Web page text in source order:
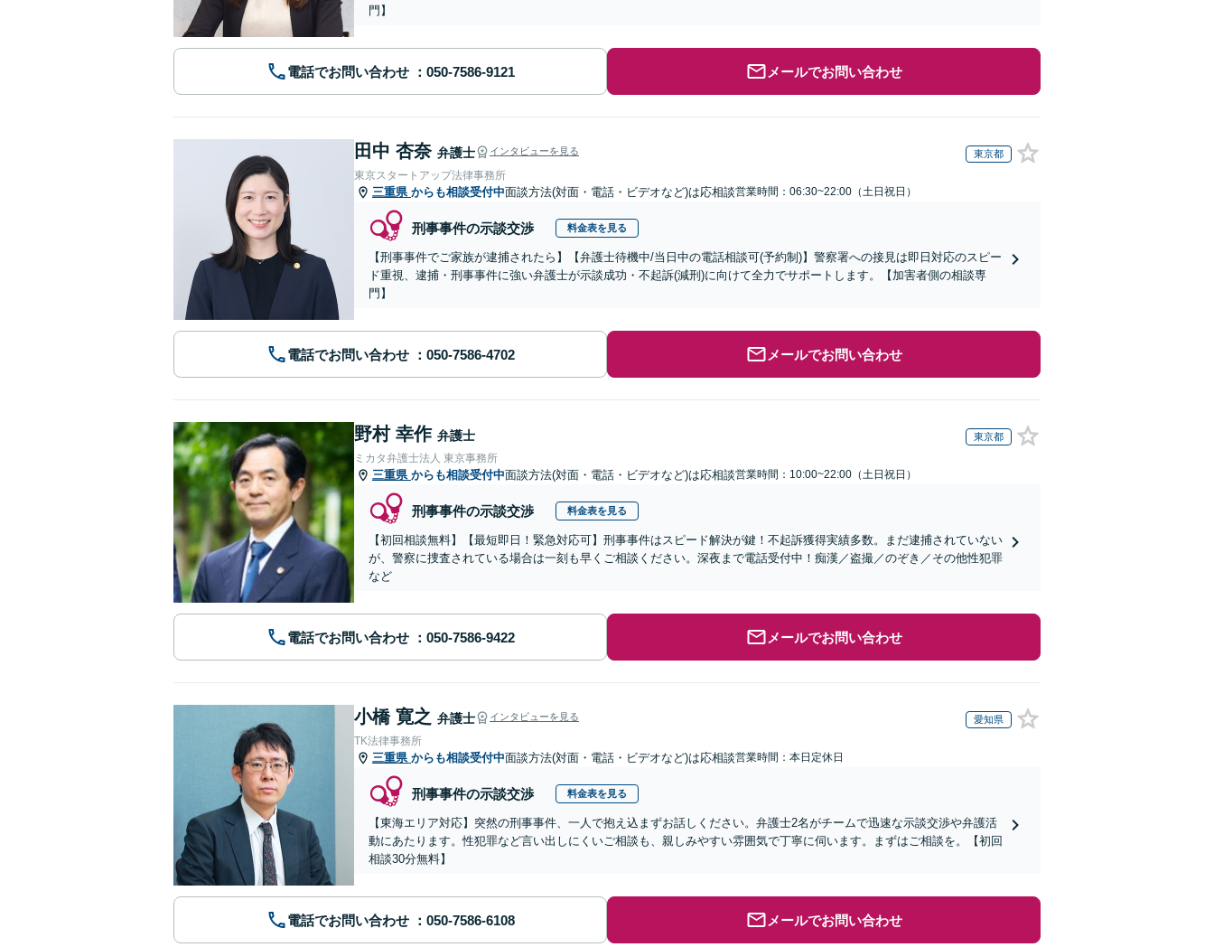
門】
電話でお問い合わせ メールでお問い合わせ
田中 杏奈 弁護士 インタビューを見る 東京都
東京スタートアップ法律事務所
三重県 からも相談受付中面談方法(対面・電話・ビデオなど)は応相談営業時間：06:30~22:00（土日祝日）
刑事事件の示談交渉 料金表を見る
【刑事事件でご家族が逮捕されたら】【弁護士待機中/当日中の電話相談可(予約制)】警察署への接見は即日対応のスピー
ド重視、逮捕・刑事事件に強い弁護士が示談成功・不起訴(減刑)に向けて全力でサポートします。【加害者側の相談専
門】
電話でお問い合わせ メールでお問い合わせ
野村 幸作 弁護士 東京都
ミカタ弁護士法人 東京事務所
三重県 からも相談受付中面談方法(対面・電話・ビデオなど)は応相談営業時間：10:00~22:00（土日祝日）
刑事事件の示談交渉 料金表を見る
【初回相談無料】【最短即日！緊急対応可】刑事事件はスピード解決が鍵！不起訴獲得実績多数。まだ逮捕されていない
が、警察に捜査されている場合は一刻も早くご相談ください。深夜まで電話受付中！痴漢／盗撮／のぞき／その他性犯罪
など
電話でお問い合わせ メールでお問い合わせ
小橋 寛之 弁護士 インタビューを見る 愛知県
TK法律事務所
三重県 からも相談受付中面談方法(対面・電話・ビデオなど)は応相談営業時間：本日定休日
刑事事件の示談交渉 料金表を見る
【東海エリア対応】突然の刑事事件、一人で抱え込まずお話しください。弁護士2名がチームで迅速な示談交渉や弁護活
動にあたります。性犯罪など言い出しにくいご相談も、親しみやすい雰囲気で丁寧に伺います。まずはご相談を。【初回
相談30分無料】
電話でお問い合わせ メールでお問い合わせ